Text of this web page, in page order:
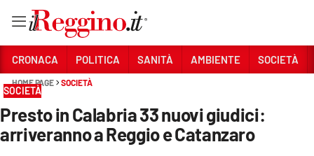
Sezioni
CRONACA
CRONACA POLITICA SANITÀ AMBIENTE SOCIETÀ
HOME PAGE SOCIETÀ
SOCIETÀ
Presto in Calabria 33 nuovi giudici:
arriveranno a Reggio e Catanzaro